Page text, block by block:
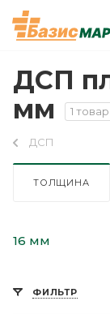
ДСП
мм
1 товар
ДСП
ТОЛЩИНА
16 мм
ФИЛЬТР